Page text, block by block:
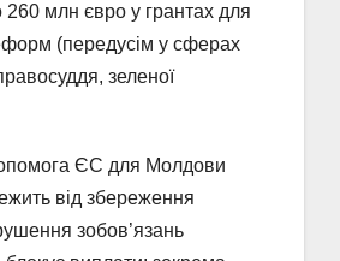
млн євро у грантах для
(передусім у сферах
зеленої
ЄС для Молдови
від збереження
зобов’язань